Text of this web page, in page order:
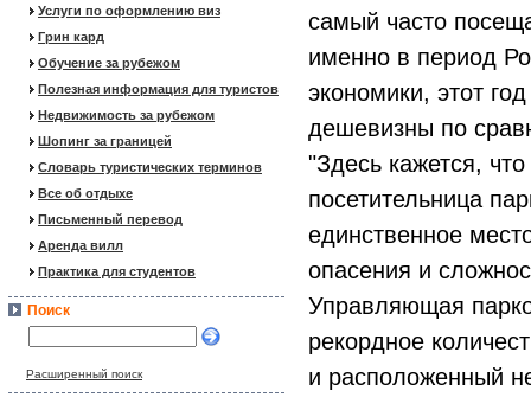
Услуги по оформлению виз
Грин кард
Обучение за рубежом
Полезная информация для туристов
Недвижимость за рубежом
Шопинг за границей
Словарь туристических терминов
Все об отдыхе
Письменный перевод
Аренда вилл
Практика для студентов
Поиск
Расширенный поиск
самый часто
именно в период
экономики, этот
дешевизны по
"Здесь кажется,
посетительница
единственное
опасения и
Управляющая
рекордное
и расположенный